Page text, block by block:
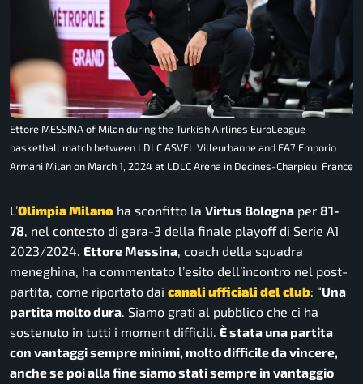
Ettore MESSINA of Milan during the Turkish Airlines EuroLeague
basketball match between LDLC ASVEL Villeurbanne and EA7 Emporio
Armani Milan on March 1, 2024 at LDLC Arena in Decines-Charpieu, France
L’Olimpia Milano ha sconfitto la Virtus Bologna per 81-
78, nel contesto di gara-3 della finale playoff di Serie A1
2023/2024. Ettore Messina, coach della squadra
meneghina, ha commentato l’esito dell’incontro nel post-
partita, come riportato dai canali ufficiali del club: “Una
partita molto dura. Siamo grati al pubblico che ci ha
sostenuto in tutti i moment difficili. È stata una partita
con vantaggi sempre minimi, molto difficile da vincere,
anche se poi alla fine siamo stati sempre in vantaggio